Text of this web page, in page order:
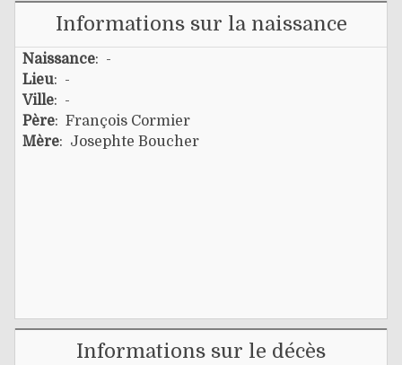
Informations sur la naissance
Naissance: -
Lieu: -
Ville: -
Père: François Cormier
Mère: Josephte Boucher
Informations sur le décès